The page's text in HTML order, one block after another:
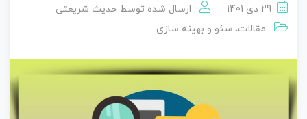
29 دی 1401 ارسال شده توسط حدیث شریعتی
مقالات، سئو و بهینه سازی